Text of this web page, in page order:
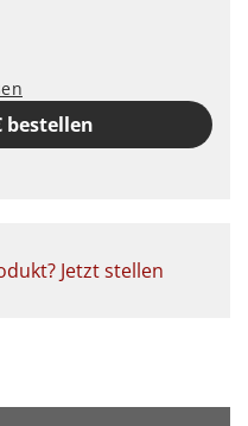
bestellen
Jetzt stellen